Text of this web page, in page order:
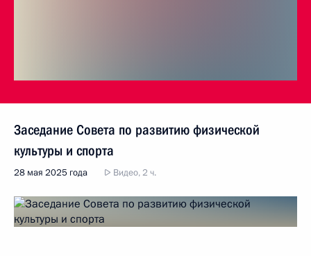
Заседание Совета по развитию физической
культуры и спорта
28 мая 2025 года Видео, 2 ч.